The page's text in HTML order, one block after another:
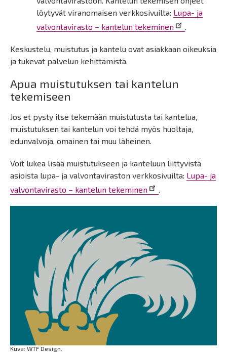
löytyvät viranomaisen verkkosivuilta: Lupa- ja
valvontavirasto – kantelun tekeminen
.
Keskustelu, muistutus ja kantelu ovat asiakkaan oikeuksia
ja tukevat palvelun kehittämistä.
Apua muistutuksen tai kantelun
tekemiseen
Jos et pysty itse tekemään muistutusta tai kantelua,
muistutuksen tai kantelun voi tehdä myös huoltaja,
edunvalvoja, omainen tai muu läheinen.
Voit lukea lisää muistutukseen ja kanteluun liittyvistä
asioista lupa- ja valvontaviraston verkkosivuilta: Lupa- ja
valvontavirasto – kantelun tekeminen
.
Kuva: WTF Design.